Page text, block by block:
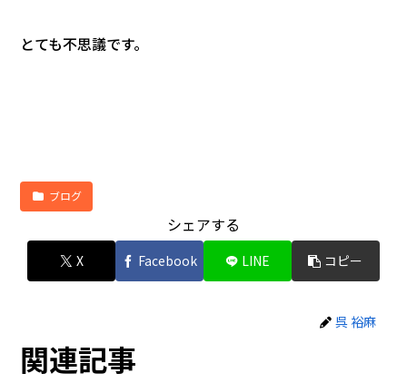
とても不思議です。
ブログ
シェアする
X Facebook LINE コピー
呉 裕麻
関連記事